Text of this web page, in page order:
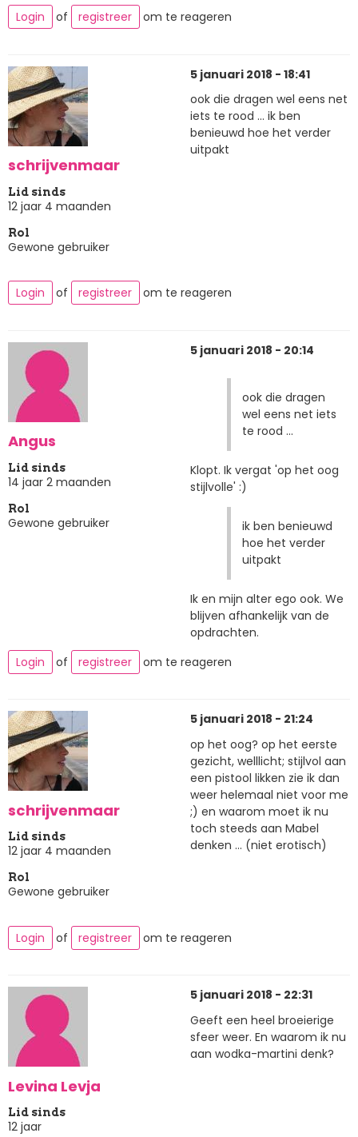
Login
of registreer om te reageren
schrijvenmaar
Lid sinds
12 jaar 4 maanden
Rol
Gewone gebruiker
5 januari 2018 - 18:41
ook die dragen wel eens net
iets te rood ... ik ben
benieuwd hoe het verder
uitpakt
Login of registreer om te reageren
Angus
Lid sinds
14 jaar 2 maanden
Rol
Gewone gebruiker
5 januari 2018 - 20:14
ook die dragen
wel eens net iets
te rood ...
Klopt. Ik vergat 'op het oog
stijlvolle' :)
ik ben benieuwd
hoe het verder
uitpakt
Ik en mijn alter ego ook. We
blijven afhankelijk van de
opdrachten.
Login
of registreer om te reageren
schrijvenmaar
Lid sinds
12 jaar 4 maanden
Rol
Gewone gebruiker
5 januari 2018 - 21:24
op het oog? op het eerste
gezicht, welllicht; stijlvol aan
een pistool likken zie ik dan
weer helemaal niet voor me
;) en waarom moet ik nu
toch steeds aan Mabel
denken ... (niet erotisch)
Login of registreer om te reageren
Levina Levja
Lid sinds
12 jaar
5 januari 2018 - 22:31
Geeft een heel broeierige
sfeer weer. En waarom ik nu
aan wodka-martini denk?